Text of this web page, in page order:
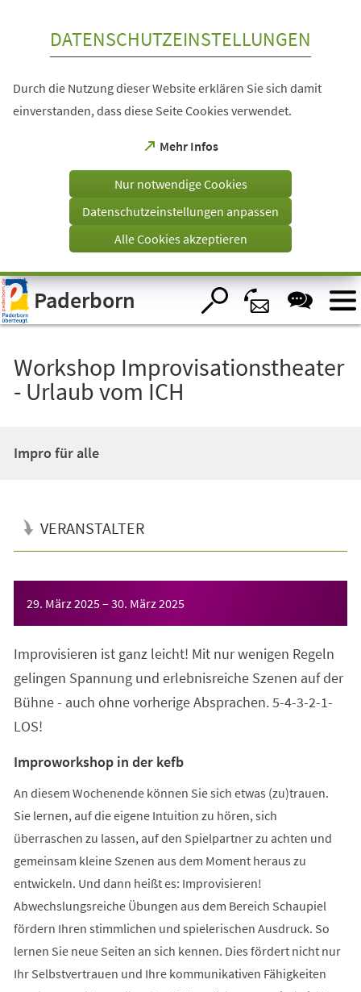
Visuelle
Assistenzsoftware
öffnen.
DATENSCHUTZEINSTELLUNGEN
Durch die Nutzung dieser Website erklären Sie sich damit
einverstanden, dass diese Seite Cookies verwendet.
Mehr Infos
(Öffnet
einem
Tab)
Nur notwendige Cookies
Datenschutzeinstellungen anpassen
Alle Cookies akzeptieren
Paderborn
Workshop Improvisationstheater
- Urlaub vom ICH
Impro für alle
VERANSTALTER
29. März 2025– 30. März 2025
Improvisieren ist ganz leicht! Mit nur wenigen Regeln
gelingen Spannung und erlebnisreiche Szenen auf der
Bühne - auch ohne vorherige Absprachen. 5-4-3-2-1-
LOS!
Improworkshop in der kefb
An diesem Wochenende können Sie sich etwas (zu)trauen.
Sie lernen, auf die eigene Intuition zu hören, sich
überraschen zu lassen, auf den Spielpartner zu achten und
gemeinsam kleine Szenen aus dem Moment heraus zu
entwickeln. Und dann heißt es: Improvisieren!
Abwechslungsreiche Übungen aus dem Bereich Schaupiel
fördern Ihren stimmlichen und spielerischen Ausdruck. So
lernen Sie neue Seiten an sich kennen. Dies fördert nicht nur
Ihr Selbstvertrauen und Ihre kommunikativen Fähigkeiten